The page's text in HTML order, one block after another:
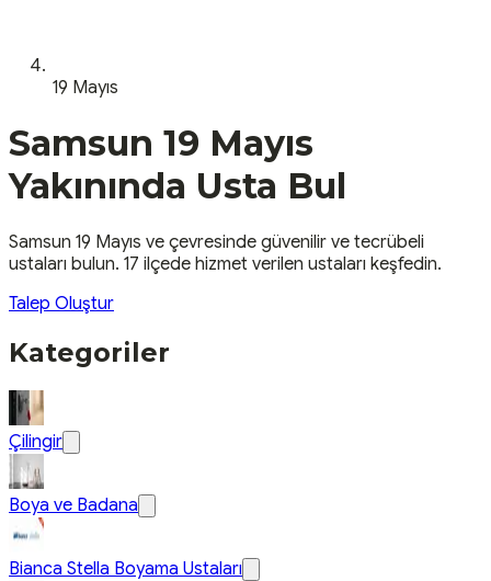
19 Mayıs
Samsun 19 Mayıs
Yakınında Usta Bul
Samsun 19 Mayıs ve çevresinde güvenilir ve tecrübeli
ustaları bulun. 17 ilçede hizmet verilen ustaları keşfedin.
Talep Oluştur
Kategoriler
Çilingir
Boya ve Badana
Bianca Stella Boyama Ustaları